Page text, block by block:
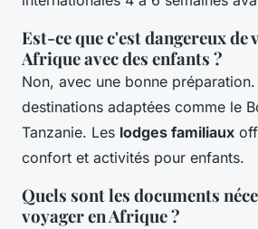
Est-ce que c'est dangereux de
Afrique avec des enfants ?
Non, avec une bonne
destinations adaptées comme le
Tanzanie. Les lodges familiaux
confort et activités pour enfants.
Quels sont les documents
voyager en Afrique ?